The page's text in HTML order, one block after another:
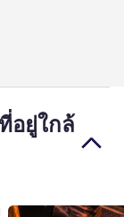
อยู่ใกล้